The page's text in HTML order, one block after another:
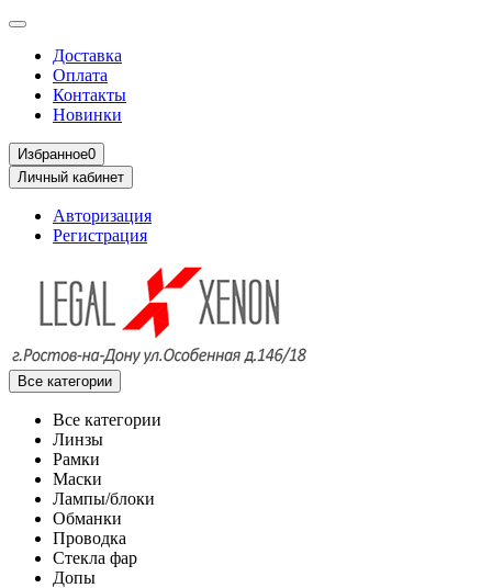
Доставка
Оплата
Контакты
Новинки
Избранное0
Личный кабинет
Авторизация
Регистрация
Все категории
Все категории
Линзы
Рамки
Маски
Лампы/блоки
Обманки
Проводка
Стекла фар
Допы